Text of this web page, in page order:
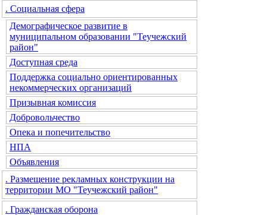
. Социальная сфера
Демографическое развитие в
муниципальном образовании "Теучежский
район"
Доступная среда
Поддержка социально ориентированных
некоммерческих организаций
Призывная комиссия
Добровольчество
Опека и попечительство
НПА
Объявления
. Размещение рекламных конструкции на
территории МО "Теучежский район"
. Гражданская оборона